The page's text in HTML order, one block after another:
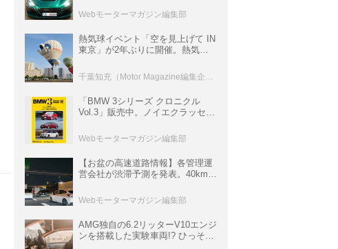
ロニクル・完全版／115】
Webモーターマガジン編集部
熱気球イベント「空を見上げて IN
東京」が2年ぶりに開催。熱気球
室などのコンテンツも
「BMW 3シリーズ クロニクル
Vol.3」販売中。ノイエクラッセか
ムック
Webモーターマガジン編集部
【お盆の高速道路情報】各管理運
営会社が渋滞予測を発表。40km以
数ある
Webモーターマガジン編集部
AMG独自の6.2リッターV10エンジ
ンを搭載した実験車両!? ひっそり